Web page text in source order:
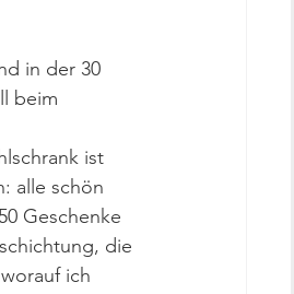
in der 30
beim
ist
alle schön
Geschenke
die
ich